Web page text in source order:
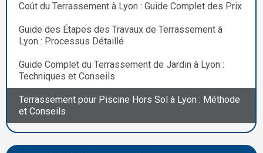
Coût du Terrassement à Lyon : Guide Complet des Prix
Guide des Étapes des Travaux de Terrassement à
Lyon : Processus Détaillé
Guide Complet du Terrassement de Jardin à Lyon :
Techniques et Conseils
Terrassement pour Piscine Hors Sol à Lyon : Méthode
et Conseils